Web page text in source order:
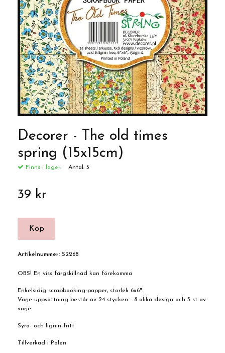
Decorer - The old times
spring (15x15cm)
Finns i lager: Antal: 5
39 kr
Artikelnummer: S2268
OBS! En viss färgskillnad kan förekomma
Enkelsidig scrapbooking-papper, storlek 6x6".
Varje uppsättning består av 24 stycken - 8 olika design och 3 st av
varje.
Syra- och lignin-fritt
Tillverkad i Polen